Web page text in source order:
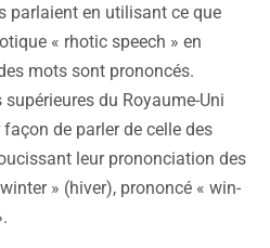
parlaient en utilisant ce que
« rhotic speech » en
mots sont prononcés.
du Royaume-Uni
de parler de celle des
leur prononciation des
» (hiver), prononcé « win-